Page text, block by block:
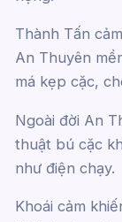
Thành Tấn
An Thuyên
má kẹp cặc,
Ngoài đời An
thuật bú cặc
như điện chạy.
Khoái cảm